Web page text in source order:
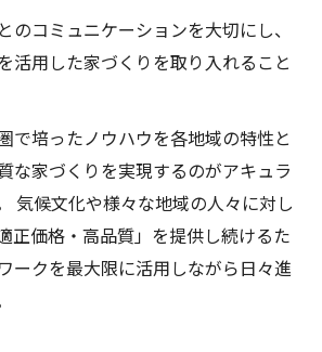
のコミュニケーションを大切にし、
活用した家づくりを取り入れること
で培ったノウハウを各地域の特性と
な家づくりを実現するのがアキュラ
気候文化や様々な地域の人々に対し
正価格・高品質」を提供し続けるた
ークを最大限に活用しながら日々進